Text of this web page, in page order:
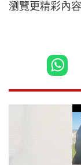
瀏覽更精彩內容